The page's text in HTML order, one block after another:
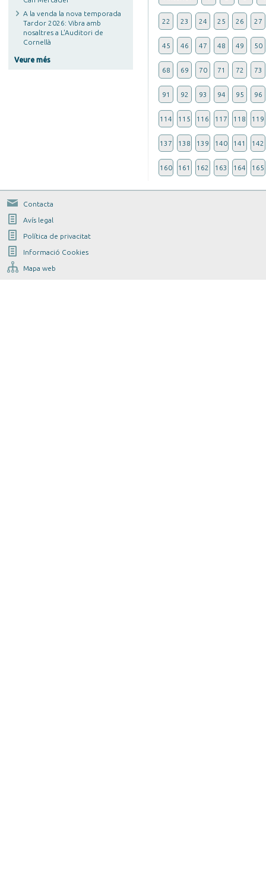
A la venda la nova temporada
Tardor 2026: Vibra amb
nosaltres a L'Auditori de
Cornellà
Veure més
22 23 24 25 26 27
45 46 47 48 49 50
68 69 70 71 72 73
91 92 93 94 95 96
114 115 116 117 118 119
137 138 139 140 141 142
160 161 162 163 164 165
Contacta
Avís legal
Política de privacitat
Informació Cookies
Mapa web